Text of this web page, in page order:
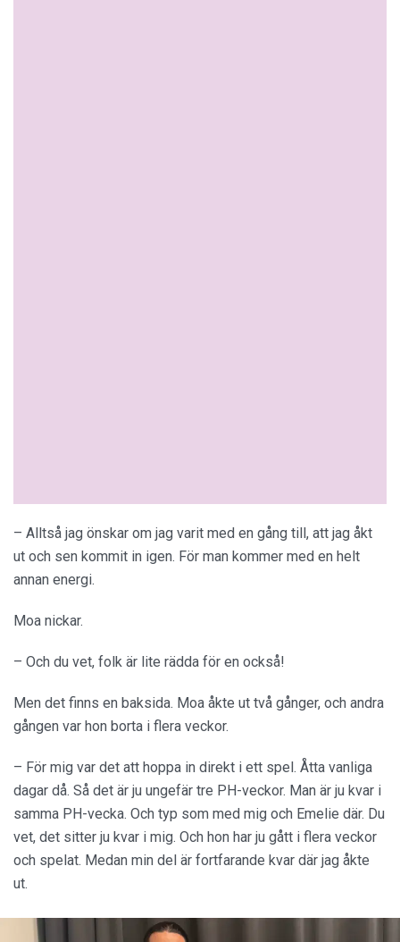
– Alltså jag önskar om jag varit med en gång till, att jag åkt
ut och sen kommit in igen. För man kommer med en helt
annan energi.
Moa nickar.
– Och du vet, folk är lite rädda för en också!
Men det finns en baksida. Moa åkte ut två gånger, och andra
gången var hon borta i flera veckor.
– För mig var det att hoppa in direkt i ett spel. Åtta vanliga
dagar då. Så det är ju ungefär tre PH-veckor. Man är ju kvar i
samma PH-vecka. Och typ som med mig och Emelie där. Du
vet, det sitter ju kvar i mig. Och hon har ju gått i flera veckor
och spelat. Medan min del är fortfarande kvar där jag åkte
ut.